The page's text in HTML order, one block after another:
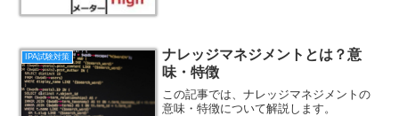
IPA試験対策
ナレッジマネジメントとは？意
味・特徴
この記事では、ナレッジマネジメントの
意味・特徴について解説します。